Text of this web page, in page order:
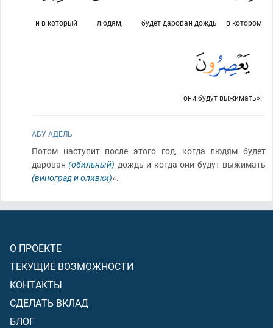
в котором
будет дарован дождь
людям,
и в который
они будут выжимать».
АБУ АДЕЛЬ
Потом наступит после этого год, когда людям будет
дарован(обильный) дождь и когда они будут выжимать
(виноград и оливки)».
О ПРОЕКТЕ
ТЕКУЩИЕ ВОЗМОЖНОСТИ
КОНТАКТЫ
СДЕЛАТЬ ВКЛАД
БЛОГ